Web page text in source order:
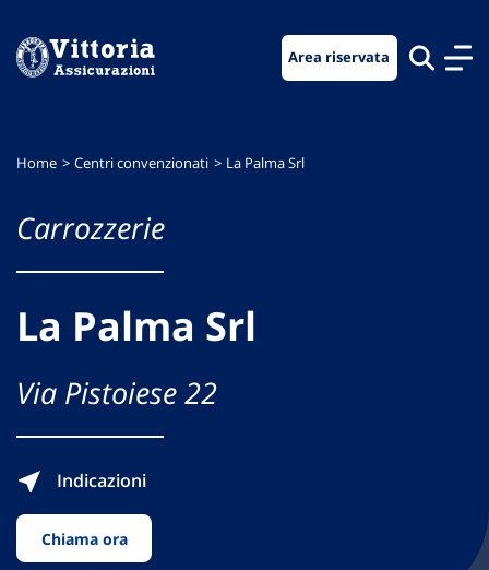
menu
contenuto
footer
Area riservata
Home Centri convenzionati La Palma Srl
Carrozzerie
La Palma Srl
Via Pistoiese 22
Indicazioni
Chiama ora